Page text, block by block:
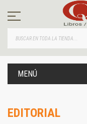
contenido
MENÚ
EDITORIAL